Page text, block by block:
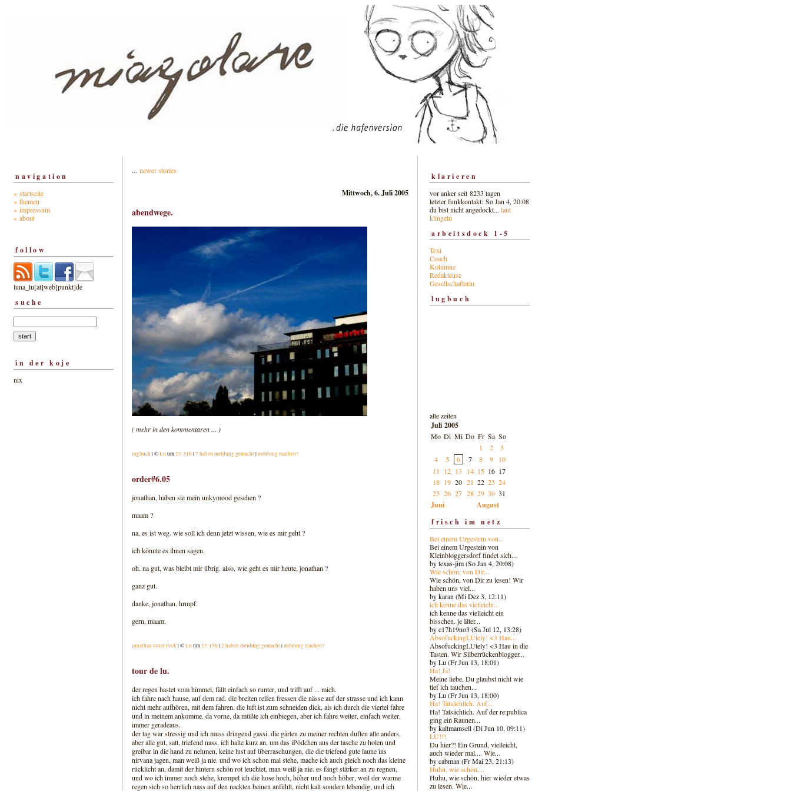
navigation
» startseite
» themen
» impressum
» about
follow
luna_lu[at]web[punkt]de
suche
in der koje
nix
... newer stories
Mittwoch, 6. Juli 2005
abendwege.
( mehr in den kommentaren ... )
logbuch | ©Lu um23:31h |7 haben meldung gemacht|meldung machen?
order#6.05
jonathan, haben sie mein unkymood gesehen ?
maam ?
na, es ist weg. wie soll ich denn jetzt wissen, wie es mir geht ?
ich könnte es ihnen sagen.
oh. na gut, was bleibt mir übrig. also, wie geht es mir heute, jonathan ?
ganz gut.
danke, jonathan. hrmpf.
gern, maam.
jonathan unter deck| ©Lu um23:15h |2 haben meldung gemacht|meldung machen?
tour de lu.
der regen hastet vom himmel, fällt einfach so runter, und trifft auf ... mich.
ich fahre nach hause, auf dem rad. die breiten reifen fressen die nässe auf der strasse und ich kann
nicht mehr aufhören, mit dem fahren. die luft ist zum schneiden dick, als ich durch die viertel fahre
und in meinem ankomme. da vorne, da müßte ich einbiegen, aber ich fahre weiter, einfach weiter,
immer geradeaus.
der tag war stressig und ich muss dringend gassi. die gärten zu meiner rechten duften alle anders,
aber alle gut, satt, triefend nass. ich halte kurz an, um das iPödchen aus der tasche zu holen und
greibar in die hand zu nehmen, keine lust auf überraschungen, die die triefend gute laune ins
nirvana jagen, man weiß ja nie. und wo ich schon mal stehe, mache ich auch gleich noch das kleine
rücklicht an, damit der hintern schön rot leuchtet, man weiß ja nie. es fängt stärker an zu regnen,
und wo ich immer noch stehe, krempel ich die hose hoch, höher und noch höher, weil der warme
regen sich so herrlich nass auf den nackten beinen anfühlt, nicht kalt sondern lebendig, und ich
klarieren
vor anker seit 8233 tagen
letzter funkkontakt: So Jan 4, 20:08
du bist nicht angedockt... laut
klingeln
arbeitsdock 1-5
Text
Coach
Kolumne
Redakteuse
Gesellschafterin
lugbuch
alte zeiten
Juli 2005
Mo Di Mi Do Fr Sa So
1
2
3
4
5 6 7 8 9
10
11
12 13 14 15 16 17
18 19 20 21 22 23 24
25 26 27 28 29 30 31
Juni
August
frisch im netz
Bei einem Urgestein von...
Bei einem Urgestein von
Kleinbloggersdorf findet sich...
by texas-jim (So Jan 4, 20:08)
Wie schön, von Dir...
Wie schön, von Dir zu lesen! Wir
haben uns viel...
by karan (Mi Dez 3, 12:11)
ich kenne das vielleicht...
ich kenne das vielleicht ein
bisschen. je älter...
by c17h19no3 (Sa Jul 12, 13:28)
AbsofuckingLUtely! <3 Hau...
AbsofuckingLUtely! <3 Hau in die
Tasten. Wir Silberrückenblogger...
by Lu (Fr Jun 13, 18:01)
Ha! Ja!
Meine liebe, Du glaubst nicht wie
tief ich tauchen...
by Lu (Fr Jun 13, 18:00)
Ha! Tatsächlich. Auf...
Ha! Tatsächlich. Auf der re:publica
ging ein Raunen...
by kaltmamsell (Di Jun 10, 09:11)
LU!!!
Du hier?! Ein Grund, vielleicht,
auch wieder mal.... Wie...
by cabman (Fr Mai 23, 21:13)
Huhu, wie schön,...
Huhu, wie schön, hier wieder etwas
zu lesen. Wie...